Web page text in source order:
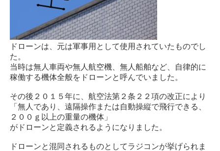
ドローンは、元は軍事用として使用されていたものでし
た。
当時は無人車両や無人航空機、無人船舶など、自律的に
稼働する機体全般をドローンと呼んでいました。
その後２０１５年に、航空法第２条２２項の改正により
「無人であり、遠隔操作または自動操縦で飛行できる、
２００ｇ以上の重量の機体」
がドローンと定義されるようになりました。
ドローンと混同されるものとしてラジコンが挙げられま